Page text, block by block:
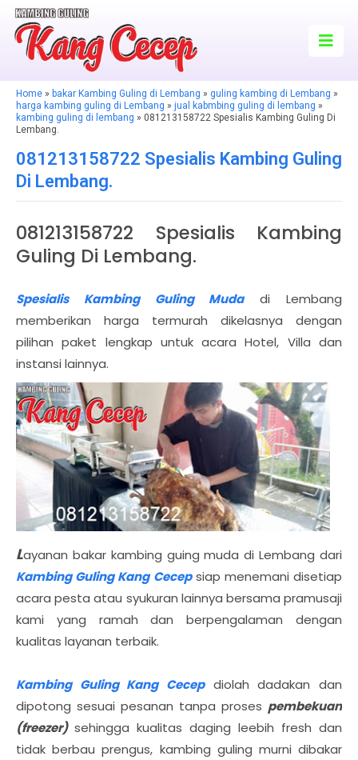
Home » bakar Kambing Guling di Lembang » guling kambing di Lembang »
harga kambing guling di Lembang » jual kabmbing guling di lembang »
kambing guling di lembang » 081213158722 Spesialis Kambing Guling Di
Lembang.
081213158722 Spesialis Kambing Guling
Di Lembang.
081213158722 Spesialis Kambing
Guling Di Lembang.
Spesialis Kambing Guling Mudadi Lembang
memberikan harga termurah dikelasnya dengan
pilihan paket lengkap untuk acara Hotel, Villa dan
instansi lainnya.
Layanan bakar kambing guing muda di Lembang dari
Kambing Guling Kang Cecepsiap menemani disetiap
acara pesta atau syukuran lainnya bersama pramusaji
kami yang ramah dan berpengalaman dengan
kualitas layanan terbaik.
Kambing Guling Kang Cecepdiolah dadakan dan
dipotong sesuai pesanan tanpa proses pembekuan
(freezer) sehingga kualitas daging leebih fresh dan
tidak berbau prengus, kambing guling murni dibakar